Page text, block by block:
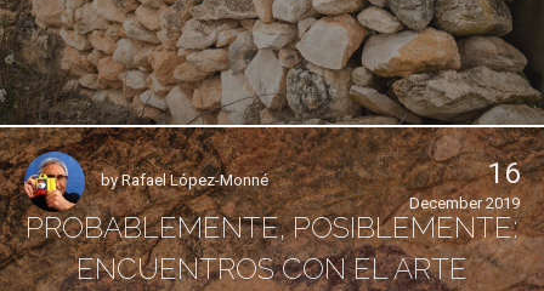
byRafael López-Monné 16
December 2019
PROBABLEMENTE, POSIBLEMENTE:
ENCUENTROS CON EL ARTE